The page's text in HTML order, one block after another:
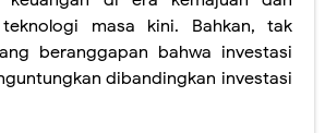
teknologi masa kini. Bahkan, tak
beranggapan bahwa investasi
dibandingkan investasi